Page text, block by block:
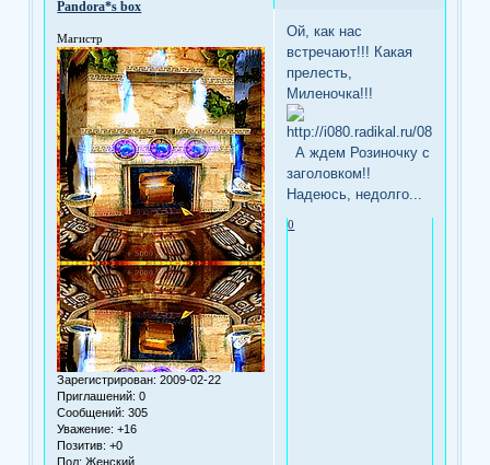
Pandora*s box
Магистр
Зарегистрирован: 2009-02-22
Приглашений: 0
Сообщений: 305
Уважение: +16
Позитив: +0
Пол: Женский
Ой, как нас
встречают!!! Какая
прелесть,
Миленочка!!!
А ждем Розиночку с
заголовком!!
Надеюсь, недолго...
0